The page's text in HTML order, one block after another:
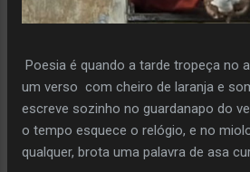
Poesia é quando a tarde tropeça no
um verso com cheiro de laranja e
escreve sozinho no guardanapo do
o tempo esquece o relógio, e no
qualquer, brota uma palavra de asa